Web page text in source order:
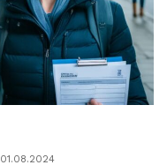
01.08.2024